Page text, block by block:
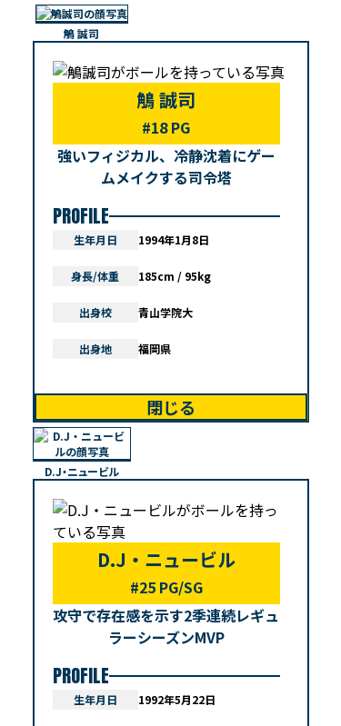
鵤 誠司
鵤 誠司
#18 PG
強いフィジカル、冷静沈着にゲー
ムメイクする司令塔
PROFILE
生年月日 1994年1月8日
身長/体重 185cm / 95kg
出身校 青山学院大
出身地 福岡県
閉じる
D.J・ニュービル
D.J・ニュービル
#25 PG/SG
攻守で存在感を示す2季連続レギュ
ラーシーズンMVP
PROFILE
生年月日 1992年5月22日